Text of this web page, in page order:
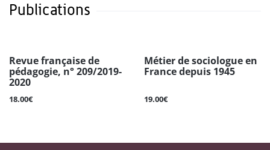
Publications
Revue française de
pédagogie, n° 209/2019-
2020
18.00€
Métier de sociologue en
France depuis 1945
19.00€